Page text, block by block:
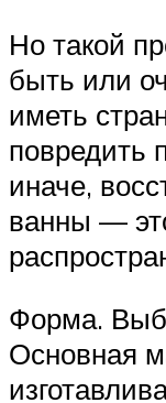
Но такой
быть или
иметь
повредить
иначе,
ванны —
Форма.
Основная